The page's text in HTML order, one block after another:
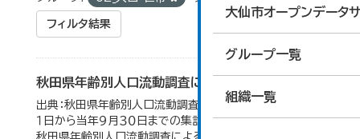
大仙市オープンデータ
グループ一覧
組織一覧
フィルタ結果
秋田県年齢別人口流動調査による人口動態の推移
出典：秋田県年齢別人口流動調査。 各年ともに、前年１０月
１日から当年９月３０日までの集計。 大仙市の統計「2-10
秋田県年齢別人口流動調査による人口動態の推移」のデー